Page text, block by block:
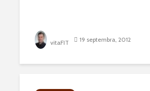
vitaFIT 19 septembra, 2012